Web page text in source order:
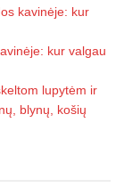
kavinėje: kur
kur valgau
lupytėm ir
blynų, košių